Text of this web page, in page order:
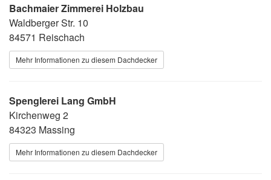
Bachmaier Zimmerei Holzbau
Waldberger Str. 10
84571 Reischach
Mehr Informationen zu diesem Dachdecker
Spenglerei Lang GmbH
Kirchenweg 2
84323 Massing
Mehr Informationen zu diesem Dachdecker